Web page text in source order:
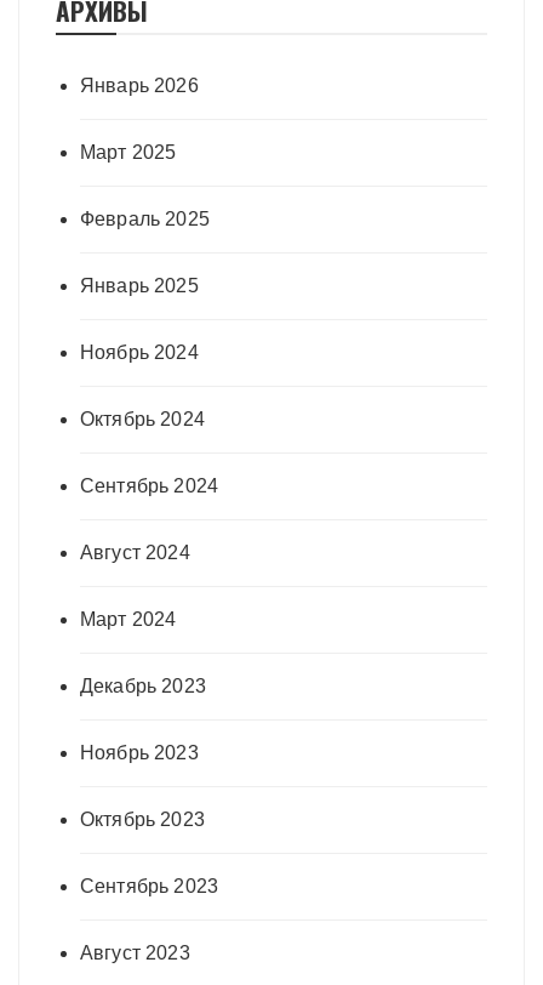
АРХИВЫ
Январь 2026
Март 2025
Февраль 2025
Январь 2025
Ноябрь 2024
Октябрь 2024
Сентябрь 2024
Август 2024
Март 2024
Декабрь 2023
Ноябрь 2023
Октябрь 2023
Сентябрь 2023
Август 2023